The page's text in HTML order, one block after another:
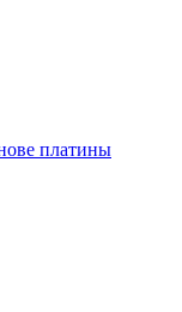
платины